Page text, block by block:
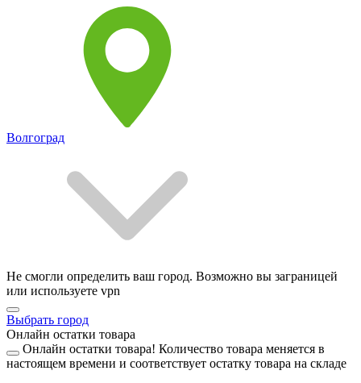
Волгоград
Не смогли определить ваш город. Возможно вы заграницей
или используете vpn
Выбрать город
Онлайн остатки товара
Онлайн остатки товара! Количество товара меняется в
настоящем времени и соответствует остатку товара на складе